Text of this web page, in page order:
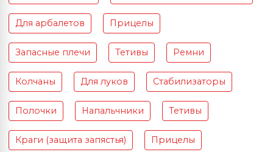
Для арбалетов Прицелы
Запасные плечи Тетивы Ремни
Колчаны Для луков Стабилизаторы
Полочки Напальчники Тетивы
Краги (защита запястья) Прицелы